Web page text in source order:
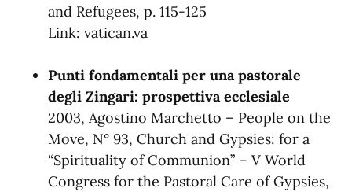
and Refugees, p. 115-125
Link:vatican.va
Punti fondamentali per una pastorale
degli Zingari: prospettiva ecclesiale
2003, Agostino Marchetto – People on the
Move, N° 93, Church and Gypsies: for a
“Spirituality of Communion” – V World
Congress for the Pastoral Care of Gypsies,